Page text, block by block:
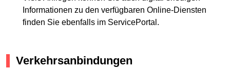
Informationen zu den verfügbaren Online-Diensten
finden Sie ebenfalls im ServicePortal.
Verkehrsanbindungen